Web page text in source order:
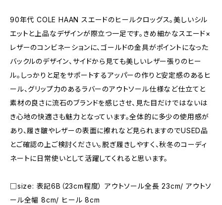
90年代 COLE HAAN スエードのヒールクロッグス。美しいシル
エットと上品なデザインが際立つ一足です。きめ細かなスエード×
レザーのコンビネーションに、ゴールドの金具がポイントになった
バックルのデザイン、サイドから見ても美しいレザー張りのヒー
ル。しっかりと足をサポートするアッパーの作りと安定感のあるヒ
ール、グリップ力のあるラバーのアウトソール仕様など仕立てと
素材の良さに流石のブランドを感じさせ、見た目だけではないは
き心地の快適さも魅力となっています。全体的に多少の使用感が
あり、履き皺やレザーの表面に擦れなど見られますのでUSED品
とご確認の上ご検討ください。脱ぎ履きしやすく、秋冬のコーディ
ネートに日常使いとして活躍してくれると思います。
□size: 表記6B（23cm程度） アウトソール全長 23cm/ アウトソ
ール全幅 8cm/ ヒール 8cm